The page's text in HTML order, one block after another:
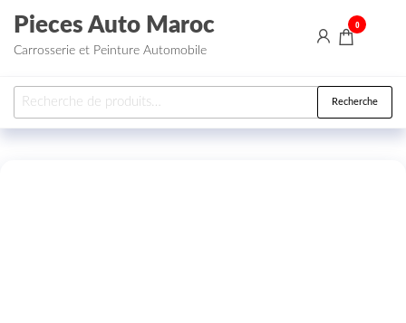
Aller au contenu
Pieces Auto Maroc
Carrosserie et Peinture Automobile
0
Recherche pour : Recherche